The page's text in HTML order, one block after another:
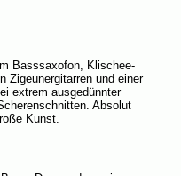
Basssaxofon, Klischee-
Zigeunergitarren und einer
extrem ausgedünnter
Absolut
Kunst.